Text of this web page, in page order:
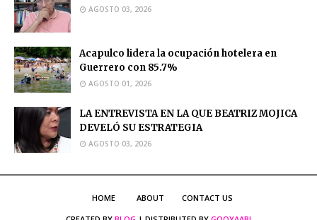
AGOSTO 03, 2026
Acapulco lidera la ocupación hotelera en
Guerrero con 85.7%
AGOSTO 01, 2026
LA ENTREVISTA EN LA QUE BEATRIZ MOJICA
DEVELÓ SU ESTRATEGIA
AGOSTO 03, 2026
HOME ABOUT
CONTACT US